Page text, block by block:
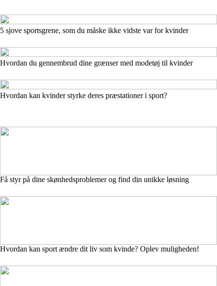
5 sjove sportsgrene, som du måske ikke vidste var for kvinder
Hvordan du gennembrud dine grænser med modetøj til kvinder
Hvordan kan kvinder styrke deres præstationer i sport?
Få styr på dine skønhedsproblemer og find din unikke løsning
Hvordan kan sport ændre dit liv som kvinde? Oplev muligheden!